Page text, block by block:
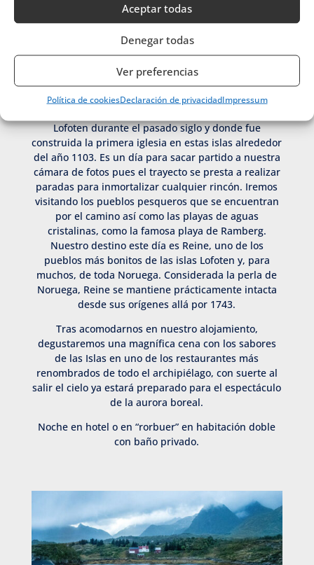
Aceptar todas
Denegar todas
Ver preferencias
Política de cookiesDeclaración de privacidadImpressum
de Svolvaer, capital de las islas, centro neurálgico y
existencia en sus proximidades del monte
Svolvaergeita (Cabra de Svolvaer) es el distintivo de
la ciudad y un desafío para los escaladores.
Pasaremos por sus principales poblaciones como
Lofoten durante el pasado siglo y donde fue
construida la primera iglesia en estas islas alrededor
del año 1103. Es un día para sacar partido a nuestra
cámara de fotos pues el trayecto se presta a realizar
paradas para inmortalizar cualquier rincón. Iremos
visitando los pueblos pesqueros que se encuentran
por el camino así como las playas de aguas
cristalinas, como la famosa playa de Ramberg.
Nuestro destino este día es Reine, uno de los
pueblos más bonitos de las islas Lofoten y, para
muchos, de toda Noruega. Considerada la perla de
Noruega, Reine se mantiene prácticamente intacta
desde sus orígenes allá por 1743.
Tras acomodarnos en nuestro alojamiento,
degustaremos una magnífica cena con los sabores
de las Islas en uno de los restaurantes más
renombrados de todo el archipiélago, con suerte al
salir el cielo ya estará preparado para el espectáculo
de la aurora boreal.
Noche en hotel o en “rorbuer” en habitación doble
con baño privado.